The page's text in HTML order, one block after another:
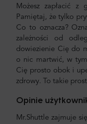
Możesz zapłacić
Pamiętaj, że tylko
Co to oznacza?
zależności od
dowiezienie Cię do
o nic martwić, w
Cię prosto obok i
zdrowy. To takie
Opinie
Mr.Shuttle zajmuje